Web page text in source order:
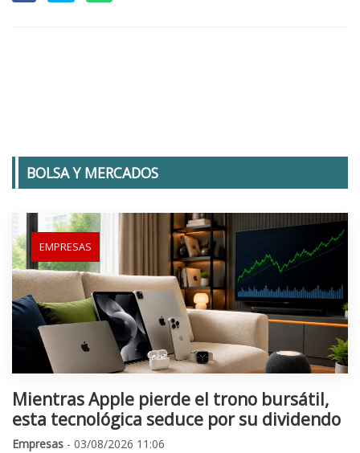
BOLSA Y MERCADOS
EMPRESAS
Mientras Apple pierde el trono bursátil,
esta tecnológica seduce por su dividendo
Empresas - 03/08/2026 11:06